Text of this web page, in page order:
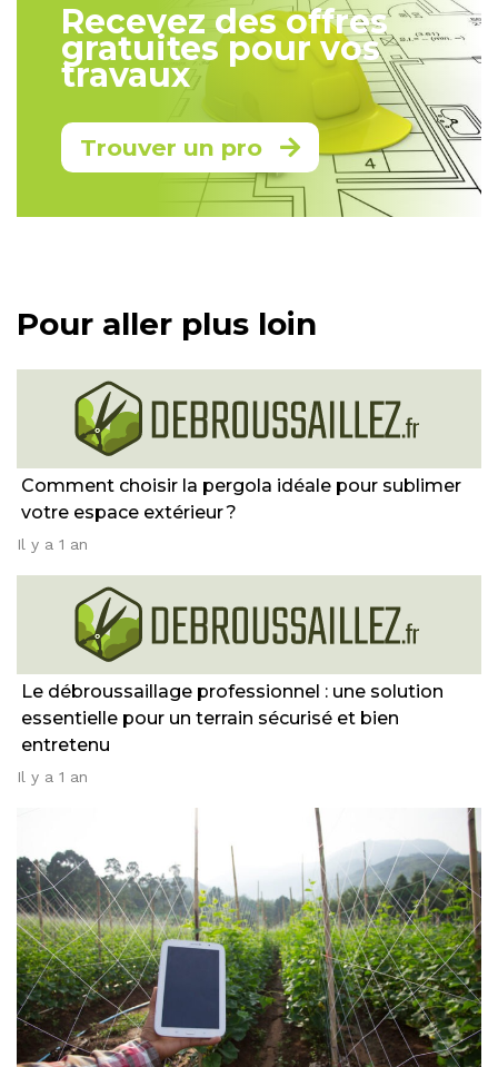
Recevez des offres
gratuites pour vos
travaux
Trouver un pro
Pour aller plus loin
Comment choisir la pergola idéale pour sublimer
votre espace extérieur ?
Il y a 1 an
Le débroussaillage professionnel : une solution
essentielle pour un terrain sécurisé et bien
entretenu
Il y a 1 an